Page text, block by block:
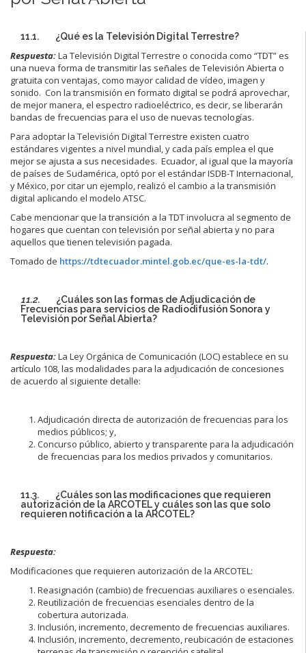
11.1. ¿Qué es la Televisión Digital Terrestre?
Respuesta:La Televisión Digital Terrestre o conocida como “TDT” es
una nueva forma de transmitir las señales de Televisión Abierta o
gratuita con ventajas, como mayor calidad de vídeo, imagen y
sonido. Con la transmisión en formato digital se podrá aprovechar,
de mejor manera, el espectro radioeléctrico, es decir, se liberarán
bandas de frecuencias para el uso de nuevas tecnologías.
Para adoptar la Televisión Digital Terrestre existen cuatro
estándares vigentes a nivel mundial, y cada país emplea el que
mejor se ajusta a sus necesidades. Ecuador, al igual que la mayoría
de países de Sudamérica, optó por el estándar ISDB-T Internacional,
y México, por citar un ejemplo, realizó el cambio a la transmisión
digital aplicando el modelo ATSC.
Cabe mencionar que la transición a la TDT involucra al segmento de
hogares que cuentan con televisión por señal abierta y no para
aquellos que tienen televisión pagada.
Tomado de https://tdtecuador.mintel.gob.ec/que-es-la-tdt/.
11.2. ¿Cuáles son las formas de Adjudicación de
Frecuencias para servicios de Radiodifusión Sonora y
Televisión por Señal Abierta?
Respuesta:La Ley Orgánica de Comunicación (LOC) establece en su
artículo 108, las modalidades para la adjudicación de concesiones
de acuerdo al siguiente detalle:
Adjudicación directa de autorización de frecuencias para los
medios públicos; y,
Concurso público, abierto y transparente para la adjudicación
de frecuencias para los medios privados y comunitarios.
11.3. ¿Cuáles son las modificaciones que requieren
autorización de la ARCOTEL y cuáles son las que solo
requieren notificación a la ARCOTEL?
Respuesta:
Modificaciones que requieren autorización de la ARCOTEL:
Reasignación (cambio) de frecuencias auxiliares o esenciales.
Reutilización de frecuencias esenciales dentro de la
cobertura autorizada.
Inclusión, incremento, decremento de frecuencias auxiliares.
Inclusión, incremento, decremento, reubicación de estaciones